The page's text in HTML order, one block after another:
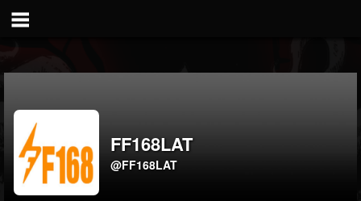
FF168LAT
@FF168LAT